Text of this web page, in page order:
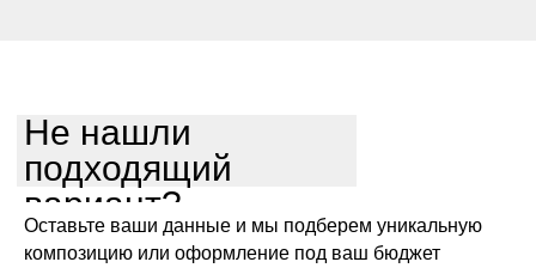
Не нашли
подходящий
вариант?
Оставьте ваши данные и мы подберем уникальную
композицию или оформление под ваш бюджет